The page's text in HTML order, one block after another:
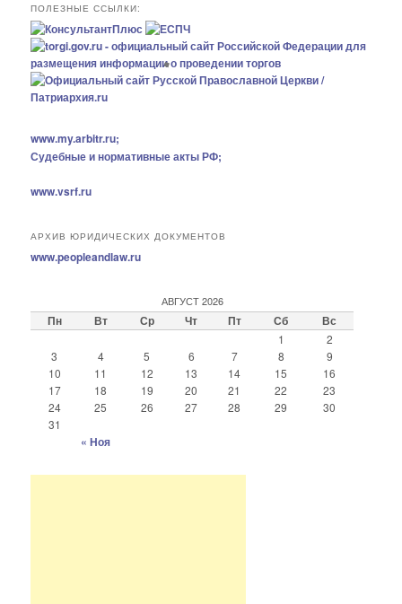
ПОЛЕЗНЫЕ ССЫЛКИ:
www.my.arbitr.ru;
Судебные и нормативные акты РФ;
www.vsrf.ru
АРХИВ ЮРИДИЧЕСКИХ ДОКУМЕНТОВ
www.peopleandlaw.ru
АВГУСТ 2026
Пн Вт Ср Чт Пт Сб Вс
1
2
3
4 5 6 7 8
9
10
11 12 13 14 15
16
17
18 19 20 21 22
23
24
25 26 27 28 29
30
31
« Ноя